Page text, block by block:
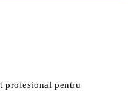
profesional pentru